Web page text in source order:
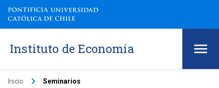
Instituto de Economía
Inicio keyboard_arrow_right Seminarios